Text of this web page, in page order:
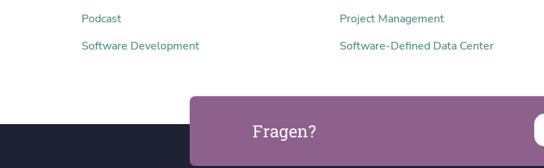
Podcast
Project Management
Software Development
Software-Defined Data Center
Fragen?